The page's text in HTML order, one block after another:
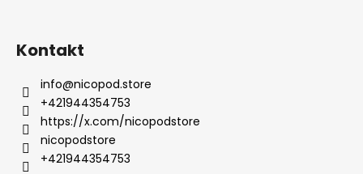
Kontakt
info@nicopod.store
+421944354753
https://x.com/nicopodstore
nicopodstore
+421944354753